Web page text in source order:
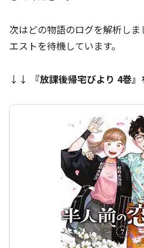
次はどの物語のログを解析し
エストを待機しています。
↓↓ 『放課後帰宅びより 4巻』